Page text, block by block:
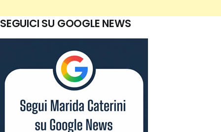
SEGUICI SU GOOGLE NEWS